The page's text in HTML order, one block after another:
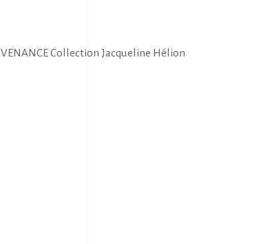
Collection Jacqueline Hélion